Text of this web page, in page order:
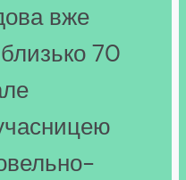
вже
70